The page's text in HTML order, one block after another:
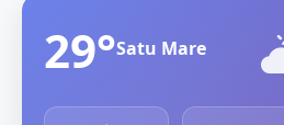
29°Satu Mare